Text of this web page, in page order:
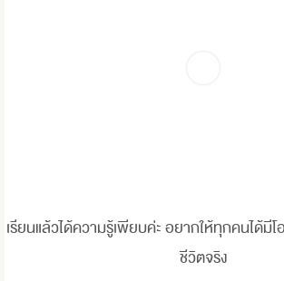
เรียนแล้วได้ความรู้เพียบค่ะ อยากให้ทุกคนได้มีโ
ชีวิตจริง